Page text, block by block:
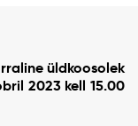
üldkoosolek
2023 kell 15.00